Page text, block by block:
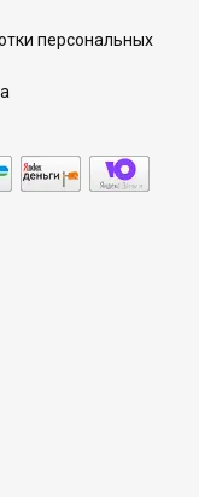
персональных